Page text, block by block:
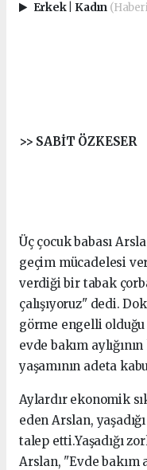
Erkek Kadın
>> SABİT ÖZKESER
Üç çocuk babası
geçim mücadelesi
verdiği bir tabak
çalışıyoruz" dedi.
görme engelli
evde bakım
yaşamının adeta
Aylardır ekonomik
eden Arslan,
talep etti.Yaşadığı
Arslan, "Evde bakım